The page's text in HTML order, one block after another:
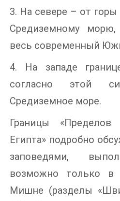
3. На севере – от
Средиземному
весь современный
4. На западе
согласно этой
Средиземное море.
Границы
Египта» подробно
заповедями,
возможно только в
Мишне (разделы